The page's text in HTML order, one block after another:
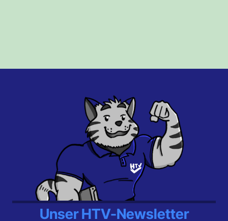
Unser HTV-Newsletter